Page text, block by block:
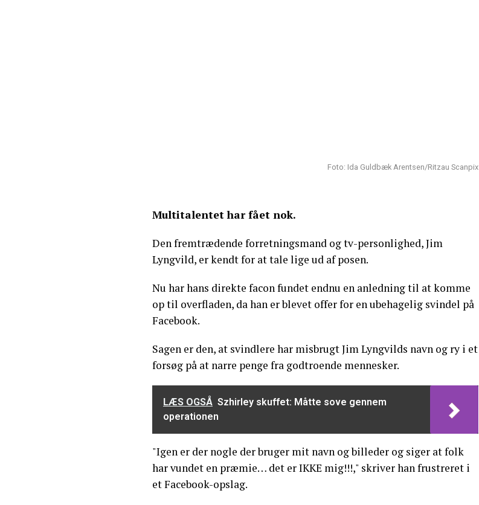
Foto: Ida Guldbæk Arentsen/Ritzau Scanpix
Multitalentet har fået nok.
Den fremtrædende forretningsmand og tv-personlighed, Jim
Lyngvild, er kendt for at tale lige ud af posen.
Nu har hans direkte facon fundet endnu en anledning til at komme
op til overfladen, da han er blevet offer for en ubehagelig svindel på
Facebook.
Sagen er den, at svindlere har misbrugt Jim Lyngvilds navn og ry i et
forsøg på at narre penge fra godtroende mennesker.
LÆS OGSÅ Szhirley skuffet: Måtte sove gennem
operationen
"Igen er der nogle der bruger mit navn og billeder og siger at folk
har vundet en præmie… det er IKKE mig!!!," skriver han frustreret i
et Facebook-opslag.